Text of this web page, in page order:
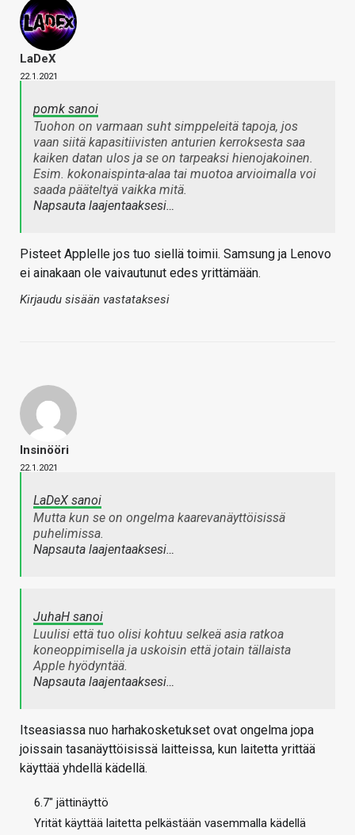
LaDeX
22.1.2021
pomk sanoi
Tuohon on varmaan suht simppeleitä tapoja, jos
vaan siitä kapasitiivisten anturien kerroksesta saa
kaiken datan ulos ja se on tarpeaksi hienojakoinen.
Esim. kokonaispinta-alaa tai muotoa arvioimalla voi
saada pääteltyä vaikka mitä.
Napsauta laajentaaksesi…
Pisteet Applelle jos tuo siellä toimii. Samsung ja Lenovo
ei ainakaan ole vaivautunut edes yrittämään.
Kirjaudu sisään vastataksesi
Insinööri
22.1.2021
LaDeX sanoi
Mutta kun se on ongelma kaarevanäyttöisissä
puhelimissa.
Napsauta laajentaaksesi…
JuhaH sanoi
Luulisi että tuo olisi kohtuu selkeä asia ratkoa
koneoppimisella ja uskoisin että jotain tällaista
Apple hyödyntää.
Napsauta laajentaaksesi…
Itseasiassa nuo harhakosketukset ovat ongelma jopa
joissain tasanäyttöisissä laitteissa, kun laitetta yrittää
käyttää yhdellä kädellä.
6.7" jättinäyttö
Yrität käyttää laitetta pelkästään vasemmalla kädellä